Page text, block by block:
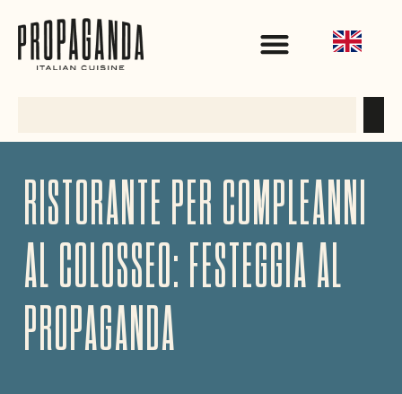
RISTORANTE PER COMPLEANNI
AL COLOSSEO: FESTEGGIA AL
PROPAGANDA